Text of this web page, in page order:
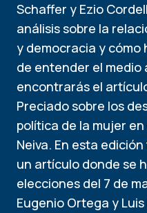
Schaffer y Ezio
análisis sobre la
y democracia y cómo
de entender el medio
encontrarás el
Preciado sobre los
política de la mujer
Neiva. En esta
un artículo donde se
elecciones del 7 de
Eugenio Ortega y